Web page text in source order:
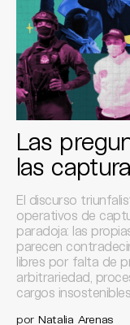
Las
las
El discurso
operativos de
paradoja: las
parecen
libres por falta de
arbitrariedad,
cargos insostenibles.
por Natalia Arenas